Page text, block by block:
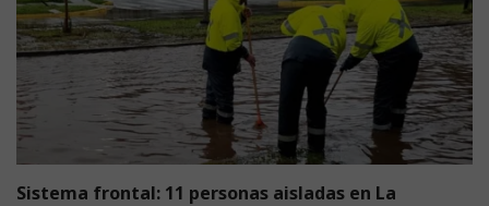
Sistema frontal: 11 personas aisladas en La